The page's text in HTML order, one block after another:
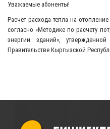
Уважаемые абоненты!
Расчет расхода тепла на
согласно «Методике по расчету
энергии зданий»,
Правительстве Кыргызской